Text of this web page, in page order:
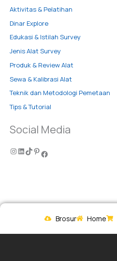
Aktivitas & Pelatihan
Dinar Explore
Edukasi & Istilah Survey
Jenis Alat Survey
Produk & Review Alat
Sewa & Kalibrasi Alat
Teknik dan Metodologi Pemetaan
Tips & Tutorial
Social Media
Brosur Home